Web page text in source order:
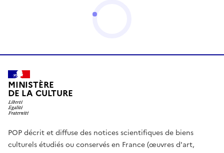
MINISTÈRE
DE LA CULTURE
POP décrit et diffuse des notices scientifiques de biens
culturels étudiés ou conservés en France (œuvres d'art,